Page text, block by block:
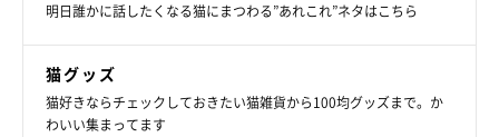
明日誰かに話したくなる猫にまつわる”あれこれ”ネタはこちら
猫グッズ
猫好きならチェックしておきたい猫雑貨から100均グッズまで。か
わいい集まってます